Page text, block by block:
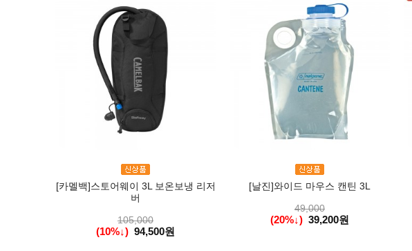
[카멜백]스토어웨이 3L 보온보냉 리저
버
105,000
(10%↓) 94,500원
[날진]와이드 마우스 캔틴 3L
49,000
(20%↓) 39,200원